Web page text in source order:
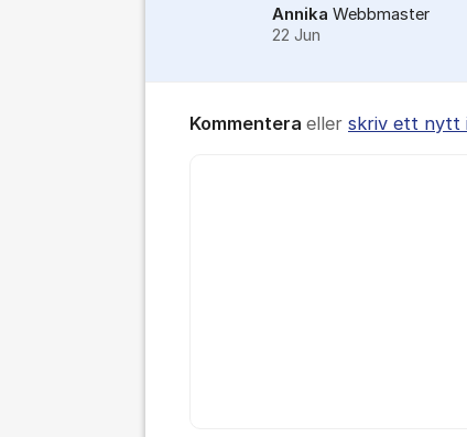
Annika Webbmaster
22 Jun
Kommentera eller skriv ett nytt